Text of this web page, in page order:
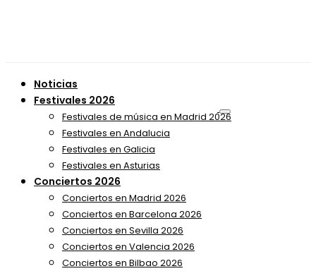
Noticias
Festivales 2026
Festivales de música en Madrid 2026
Festivales en Andalucia
Festivales en Galicia
Festivales en Asturias
Conciertos 2026
Conciertos en Madrid 2026
Conciertos en Barcelona 2026
Conciertos en Sevilla 2026
Conciertos en Valencia 2026
Conciertos en Bilbao 2026